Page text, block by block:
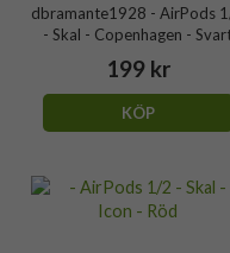
dbramante1928 - AirPods
- Skal - Copenhagen -
199 kr
KÖP